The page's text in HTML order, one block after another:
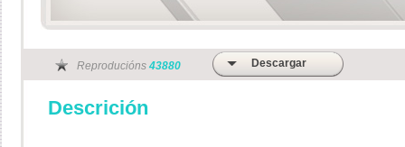
Reproducións 43880 Descargar
Descrición